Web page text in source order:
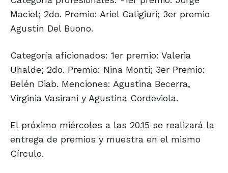
Maciel; 2do. Premio: Ariel Caligiuri; 3er premio
Agustín Del Buono.
Categoría aficionados: 1er premio: Valeria
Uhalde; 2do. Premio: Nina Monti; 3er Premio:
Belén Diab. Menciones: Agustina Becerra,
Virginia Vasirani y Agustina Cordeviola.
El próximo miércoles a las 20.15 se realizará la
entrega de premios y muestra en el mismo
Círculo.